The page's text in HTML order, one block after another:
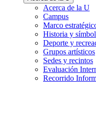
Acerca de la U
Campus
Marco
Historia y
Deporte y
Grupos artísticos
Sedes y recintos
Evaluación
Recorrido